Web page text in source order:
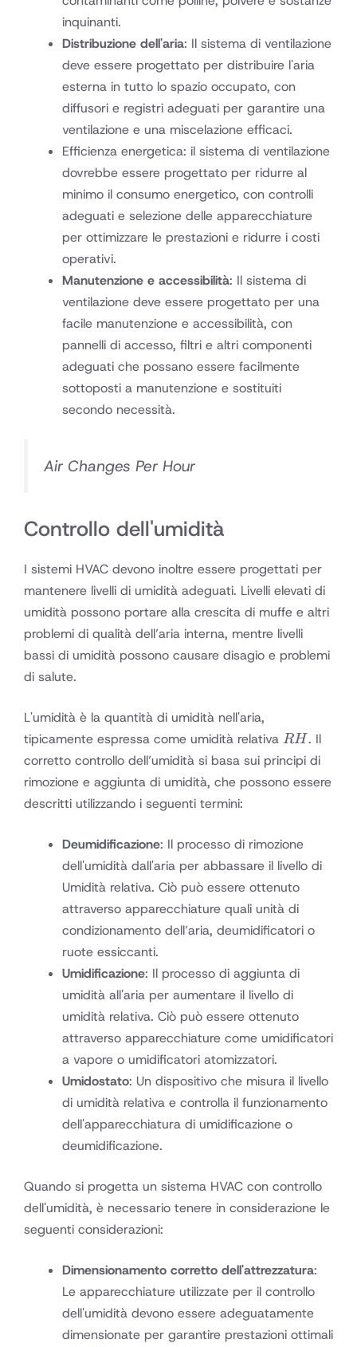
inquinanti.
Distribuzione dell'aria: Il sistema di ventilazione
deve essere progettato per distribuire l'aria
esterna in tutto lo spazio occupato, con
diffusori e registri adeguati per garantire una
ventilazione e una miscelazione efficaci.
Efficienza energetica: il sistema di ventilazione
dovrebbe essere progettato per ridurre al
minimo il consumo energetico, con controlli
adeguati e selezione delle apparecchiature
per ottimizzare le prestazioni e ridurre i costi
operativi.
Manutenzione e accessibilità: Il sistema di
ventilazione deve essere progettato per una
facile manutenzione e accessibilità, con
pannelli di accesso, filtri e altri componenti
adeguati che possano essere facilmente
sottoposti a manutenzione e sostituiti
secondo necessità.
Air Changes Per Hour
Controllo dell'umidità
I sistemi HVAC devono inoltre essere progettati per
mantenere livelli di umidità adeguati. Livelli elevati di
umidità possono portare alla crescita di muffe e altri
problemi di qualità dell’aria interna, mentre livelli
bassi di umidità possono causare disagio e problemi
di salute.
L'umidità è la quantità di umidità nell'aria,
tipicamente espressa come umidità relativa RH
RH. Il
corretto controllo dell’umidità si basa sui principi di
rimozione e aggiunta di umidità, che possono essere
descritti utilizzando i seguenti termini:
Deumidificazione: Il processo di rimozione
dell'umidità dall'aria per abbassare il livello di
Umidità relativa. Ciò può essere ottenuto
attraverso apparecchiature quali unità di
condizionamento dell’aria, deumidificatori o
ruote essiccanti.
Umidificazione: Il processo di aggiunta di
umidità all'aria per aumentare il livello di
umidità relativa. Ciò può essere ottenuto
attraverso apparecchiature come umidificatori
a vapore o umidificatori atomizzatori.
Umidostato: Un dispositivo che misura il livello
di umidità relativa e controlla il funzionamento
dell'apparecchiatura di umidificazione o
deumidificazione.
Quando si progetta un sistema HVAC con controllo
dell'umidità, è necessario tenere in considerazione le
seguenti considerazioni:
Dimensionamento corretto dell'attrezzatura:
Le apparecchiature utilizzate per il controllo
dell'umidità devono essere adeguatamente
dimensionate per garantire prestazioni ottimali